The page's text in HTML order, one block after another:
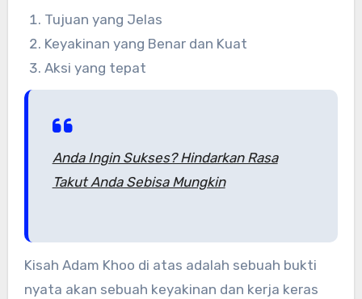
Tujuan yang Jelas
Keyakinan yang Benar dan Kuat
Aksi yang tepat
Anda Ingin Sukses? Hindarkan Rasa
Takut Anda Sebisa Mungkin
Kisah Adam Khoo di atas adalah sebuah bukti
nyata akan sebuah keyakinan dan kerja keras